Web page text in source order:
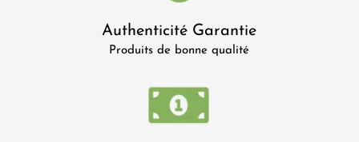
Authenticité Garantie
Produits de bonne qualité